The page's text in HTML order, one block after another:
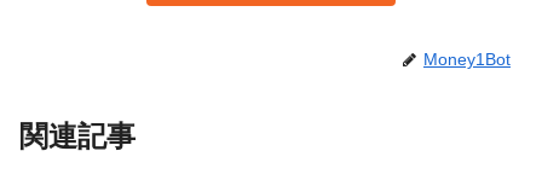
Money1Bot
関連記事